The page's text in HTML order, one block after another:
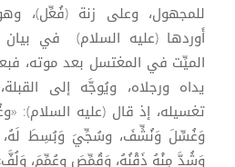
للمجهول، وعلى زنة (فُعِّل)،
أَوردها (عليه السلام) في
الميِّت في المغتسل بعد موته،
يداه ورجلاه، ويُوجَّه إلى
تغسيله، إذ قال (عليه السلام):
وَغُسِّلَ وَنُشِّفَ، وسُجِّيَ وَبُسِطَ لَهُ،
وَشُدَّ مِنْهُ ذَقْنُهُ، وَقُمِّصَ وعُمِّمَ،